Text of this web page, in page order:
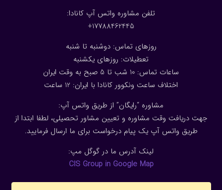
تلفن مشاوره واتس آپ کانادا:
17788462445+
روزهای تماس: دوشنبه تا شنبه
تعطیلات: روزهای یکشنبه
ساعات تماس: 10 شب تا 5 صبح به وقت ایران
اختلاف ساعت ونکوور کانادا با ایران: 1 2 ساعت
مشاوره “رایگان” از طریق واتس آپ:
جهت دریافت وقت مشاوره و تعیین مشاور تحصیلی، لطفا ابتدا از
طریق واتس آپ یک پیام درخواست برای ما ارسال فرمایید.
لینک آدرس ما در گوگل مپ:
CIS Group in Google Map